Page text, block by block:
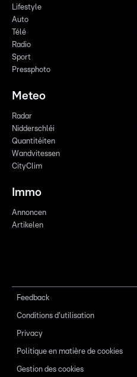
Lifestyle
Auto
Télé
Radio
Sport
Pressphoto
Meteo
Radar
Nidderschléi
Quantitéiten
Wandvitessen
CityClim
Immo
Annoncen
Artikelen
Feedback
Conditions d'utilisation
Privacy
Politique en matière de cookies
Gestion des cookies